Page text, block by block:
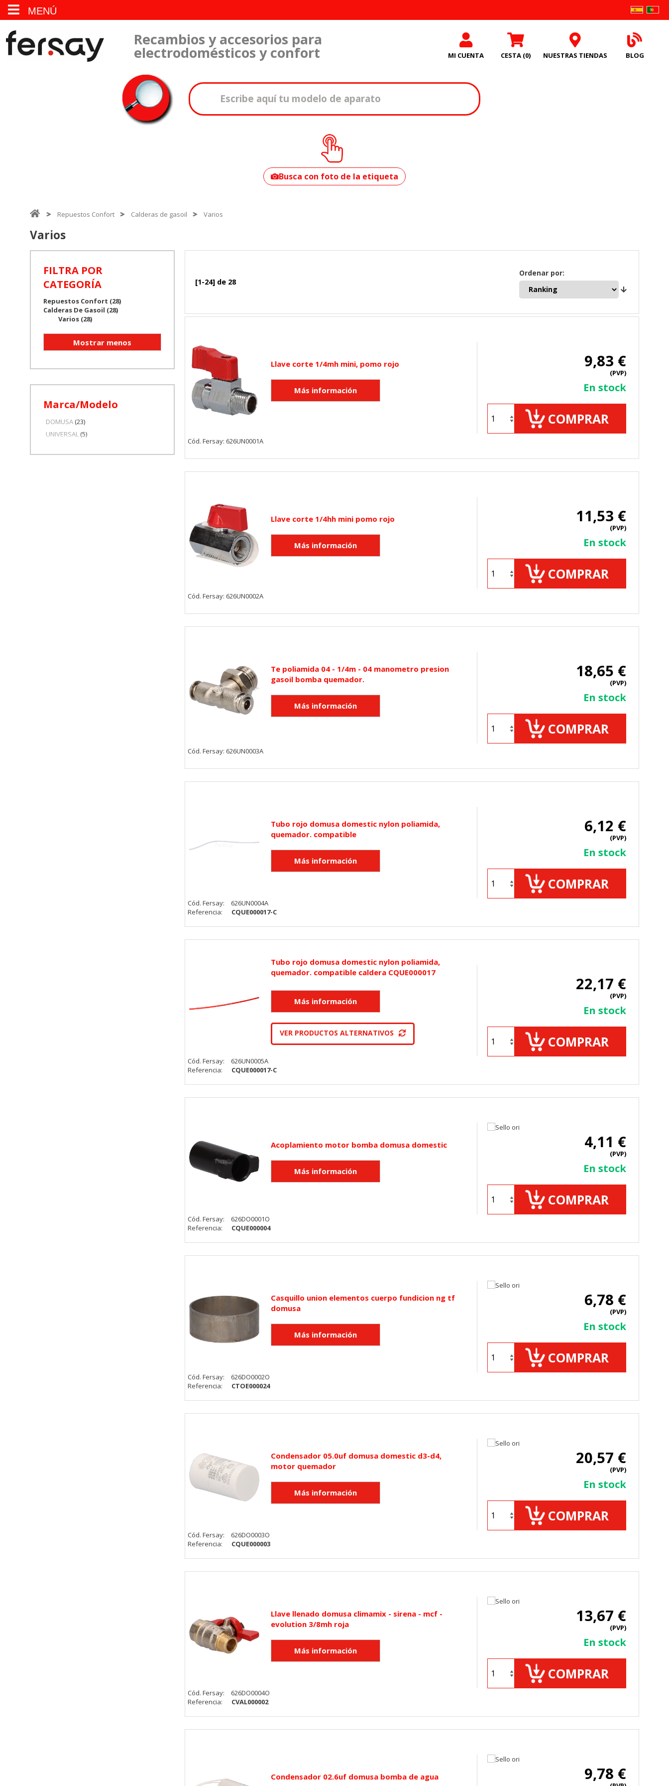
MENÚ
Recambios y accesorios para
electrodomésticos y confort MI CUENTA CESTA (0) NUESTRAS TIENDAS BLOG
tu modelo?
Busca con foto de la etiqueta
Repuestos Confort Calderas de gasoil Varios
Varios
FILTRA POR
CATEGORÍA
Repuestos Confort (28)
Calderas De Gasoil (28)
Varios (28)
Marca/Modelo
DOMUSA (23)
UNIVERSAL (5)
[1-24] de 28
Ordenar por:
Llave corte 1/4mh mini, pomo rojo 9,83 €
(PVP)
En stock
COMPRAR
Cód. Fersay: 626UN0001A
Llave corte 1/4hh mini pomo rojo 11,53 €
(PVP)
En stock
COMPRAR
Cód. Fersay: 626UN0002A
Te poliamida 04 - 1/4m - 04 manometro presion
gasoil bomba quemador.
18,65 €
(PVP)
En stock
COMPRAR
Cód. Fersay: 626UN0003A
Tubo rojo domusa domestic nylon poliamida,
quemador. compatible
6,12 €
(PVP)
En stock
COMPRAR
Cód. Fersay:
626UN0004A
Referencia:
CQUE000017-C
Tubo rojo domusa domestic nylon poliamida,
quemador. compatible caldera CQUE000017
VER PRODUCTOS ALTERNATIVOS
22,17 €
(PVP)
En stock
COMPRAR
Cód. Fersay:
626UN0005A
Referencia:
CQUE000017-C
Acoplamiento motor bomba domusa domestic 4,11 €
(PVP)
En stock
COMPRAR
Cód. Fersay:
626DO0001O
Referencia:
CQUE000004
Casquillo union elementos cuerpo fundicion ng tf
domusa
6,78 €
(PVP)
En stock
COMPRAR
Cód. Fersay:
626DO0002O
Referencia:
CTOE000024
Condensador 05.0uf domusa domestic d3-d4,
motor quemador
20,57 €
(PVP)
En stock
COMPRAR
Cód. Fersay:
626DO0003O
Referencia:
CQUE000003
Llave llenado domusa climamix - sirena - mcf -
evolution 3/8mh roja
13,67 €
(PVP)
En stock
COMPRAR
Cód. Fersay:
626DO0004O
Referencia:
CVAL000002
Condensador 02.6uf domusa bomba de agua 9,78 €
CONFIGURACIÓN DE COOKIES HABILITAR TODO RECHAZAR TODO
Estas cookies son necesarias para que el sitio web funcione y no se pueden desactivar en nuestros sistemas. Puede configurar su
navegador para bloquear o alertar sobre estas cookies, pero alguna áreas del sitio no funcionarán. Estas cookies no almacenan ninguna
información de identificación personal.
COOKIELEGALFERSAY, VSF904, PHPSESSID, wp-settings-1, wp-settings-time-1, _evCo, _evCoLT
Cookies de rendimiento
ayudan a saber qué páginas son las más o menos visitadas, y cómo los visitantes navegan por el sitio. Toda la información que recogen
estas cookies es agregada y, por lo tanto, es anónima.
Estas cookies pueden ser establecidas a través de nuestro sitio por nuestros socios publicitarios. Pueden ser utilizadas por esas
empresas para crear un perfil de sus intereses y mostrarle anuncios relevantes en otros sitios. No almacenan directamente información
personal, sino que se basan en la identificación única de su navegador y dispositivo de Internet.
GUARDAR CONFIGURACIÓN
Puedes volver a configurar tus cookies desde la sección "Configuración de cookies" al pie de la página. También puedes consultar nuestra